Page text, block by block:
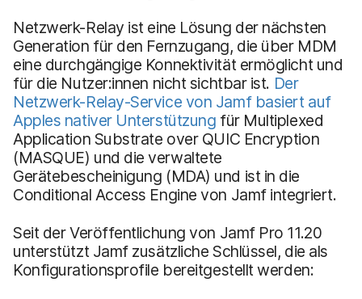
Netzwerk-Relay ist eine Lösung der nächsten
Generation für den Fernzugang, die über MDM
eine durchgängige Konnektivität ermöglicht und
für die Nutzer:innen nicht sichtbar ist. Der
Netzwerk-Relay-Service von Jamf basiert auf
Apples nativer Unterstützung für Multiplexed
Application Substrate over QUIC Encryption
(MASQUE) und die verwaltete
Gerätebescheinigung (MDA) und ist in die
Conditional Access Engine von Jamf integriert.
Seit der Veröffentlichung von Jamf Pro 11.20
unterstützt Jamf zusätzliche Schlüssel, die als
Konfigurationsprofile bereitgestellt werden: